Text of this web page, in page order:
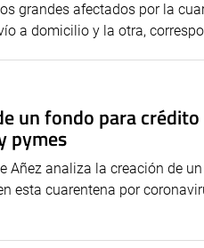
grandes afectados por la
a domicilio y la otra,
un fondo para
pymes
Añez analiza la creación de
esta cuarentena por